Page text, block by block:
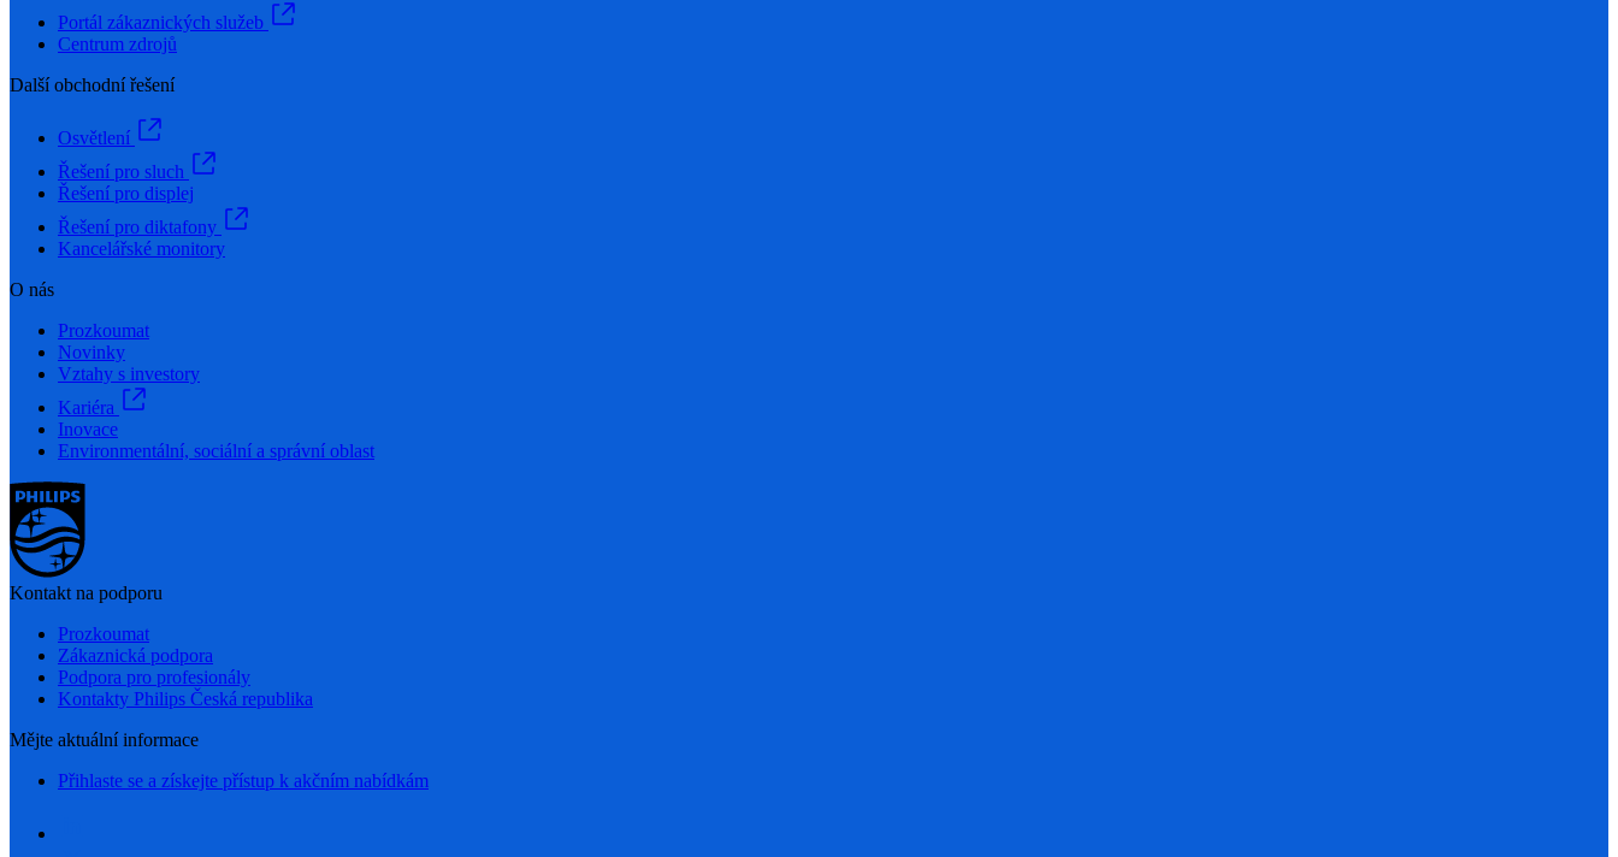
Portál zákaznických služeb
Centrum zdrojů
Další obchodní řešení
Osvětlení
Řešení pro sluch
Řešení pro displej
Řešení pro diktafony
Kancelářské monitory
O nás
Prozkoumat
Novinky
Vztahy s investory
Kariéra
Inovace
Environmentální, sociální a správní oblast
Kontakt na podporu
Prozkoumat
Zákaznická podpora
Podpora pro profesionály
Kontakty Philips Česká republika
Mějte aktuální informace
Přihlaste se a získejte přístup k akčním nabídkám